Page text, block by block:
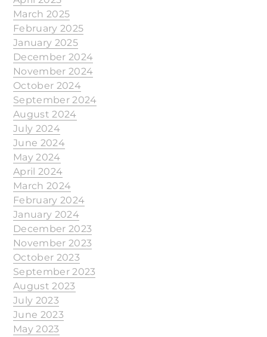
March 2025
February 2025
January 2025
December 2024
November 2024
October 2024
September 2024
August 2024
July 2024
June 2024
May 2024
April 2024
March 2024
February 2024
January 2024
December 2023
November 2023
October 2023
September 2023
August 2023
July 2023
June 2023
May 2023